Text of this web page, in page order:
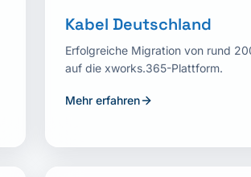
Kabel Deutschland
Erfolgreiche Migration von rund
auf die xworks.365-Plattform.
Mehr erfahren